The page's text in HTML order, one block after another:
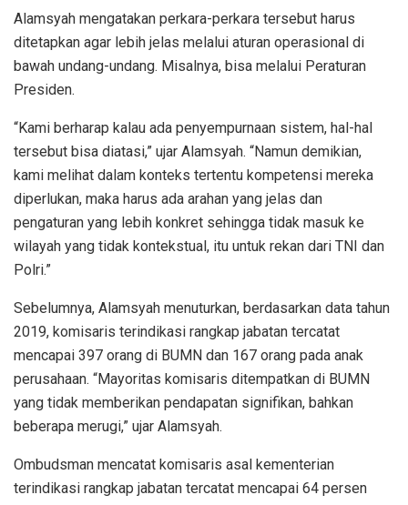
Alamsyah mengatakan perkara-perkara tersebut harus
ditetapkan agar lebih jelas melalui aturan operasional di
bawah undang-undang. Misalnya, bisa melalui Peraturan
Presiden.
“Kami berharap kalau ada penyempurnaan sistem, hal-hal
tersebut bisa diatasi,” ujar Alamsyah. “Namun demikian,
kami melihat dalam konteks tertentu kompetensi mereka
diperlukan, maka harus ada arahan yang jelas dan
pengaturan yang lebih konkret sehingga tidak masuk ke
wilayah yang tidak kontekstual, itu untuk rekan dari TNI dan
Polri.”
Sebelumnya, Alamsyah menuturkan, berdasarkan data tahun
2019, komisaris terindikasi rangkap jabatan tercatat
mencapai 397 orang di BUMN dan 167 orang pada anak
perusahaan. “Mayoritas komisaris ditempatkan di BUMN
yang tidak memberikan pendapatan signifikan, bahkan
beberapa merugi,” ujar Alamsyah.
Ombudsman mencatat komisaris asal kementerian
terindikasi rangkap jabatan tercatat mencapai 64 persen